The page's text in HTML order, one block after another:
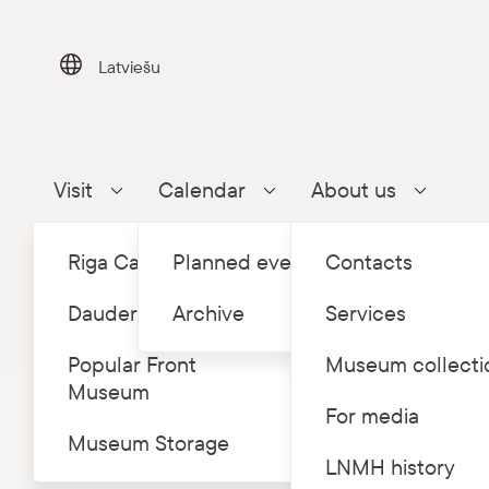
Latviešu
Visit Parādīt apakšizvēlni
Riga Castle
Dauderi
Popular Front
Museum
Museum Storage
Calendar Parādīt apakšizvēlni
Planned events
Archive
About us Parādīt
Contacts
Services
Museum
For media
LNMH history
About us
Services